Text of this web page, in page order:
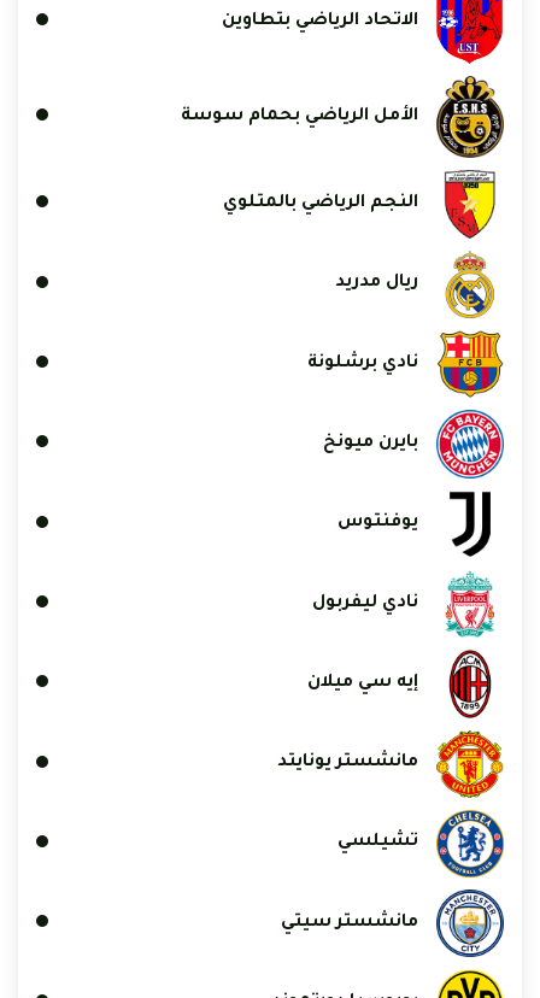
الاتحاد الرياضي بتطاوين
الأمل الرياضي بحمام سوسة
النجم الرياضي بالمتلوي
ريال مدريد
نادي برشلونة
بايرن ميونخ
يوفنتوس
نادي ليفربول
إيه سي ميلان
مانشستر يونايتد
تشيلسي
مانشستر سيتي